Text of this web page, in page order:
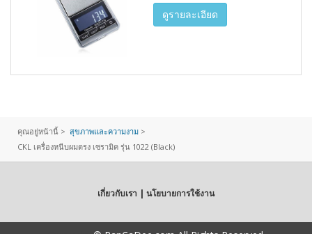
ดูรายละเอียด
คุณอยู่หน้านี้ > สุขภาพและความงาม >
CKL เครื่องหนีบผมตรง เซรามิค รุ่น 1022 (Black)
เกี่ยวกับเรา | นโยบายการใช้งาน